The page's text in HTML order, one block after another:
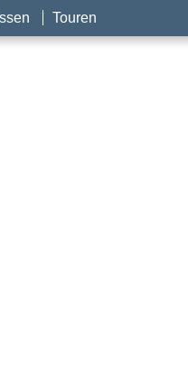
Touren